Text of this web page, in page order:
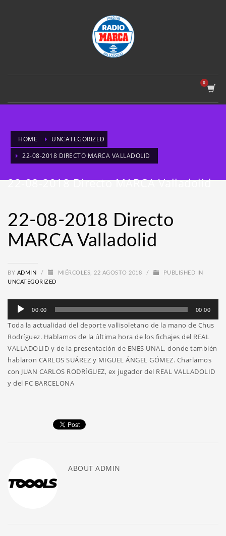
HOME
UNCATEGORIZED
22-08-2018 DIRECTO MARCA VALLADOLID
22-08-2018 Directo MARCA Valladolid
22-08-2018 Directo
MARCA Valladolid
BY ADMIN / MIÉRCOLES, 22 AGOSTO 2018 /
PUBLISHED IN
UNCATEGORIZED
Reproductor
audio
00:00 00:00
Toda la actualidad del deporte vallisoletano de la mano de Chus
Rodríguez. Hablamos de la última hora de los fichajes del REAL
VALLADOLID y de la presentación de ENES UNAL, donde también
hablaron CARLOS SUÁREZ y MIGUEL ÁNGEL GÓMEZ. Charlamos
con JUAN CARLOS RODRÍGUEZ, ex jugador del REAL VALLADOLID
y del FC BARCELONA
ABOUT ADMIN